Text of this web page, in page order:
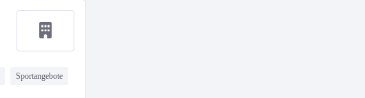
Sportangebote